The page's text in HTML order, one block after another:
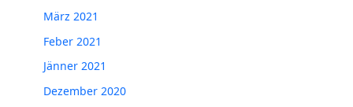
März 2021
Feber 2021
Jänner 2021
Dezember 2020